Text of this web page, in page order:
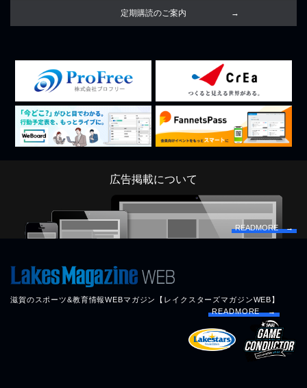
定期購読のご案内
広告掲載について
READMORE →
滋賀のスポーツ&教育情報WEBマガジン【レイクスターズマガジンWEB】
READMORE →